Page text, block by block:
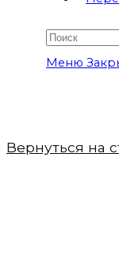
Меню
Вернуться на